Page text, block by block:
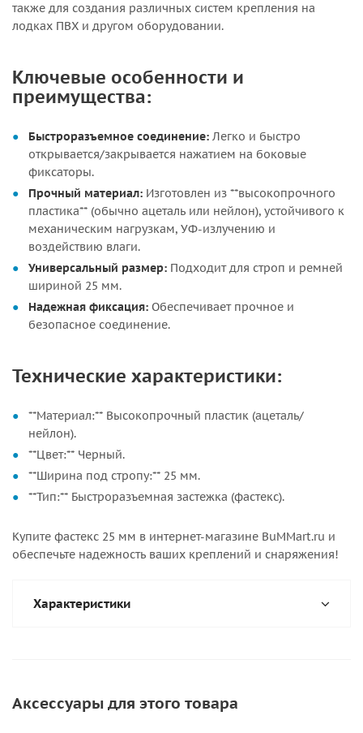
также для создания различных систем крепления на
лодках ПВХ и другом оборудовании.
Ключевые особенности и
преимущества:
Быстроразъемное соединение: Легко и быстро
открывается/закрывается нажатием на боковые
фиксаторы.
Прочный материал: Изготовлен из **высокопрочного
пластика** (обычно ацеталь или нейлон), устойчивого к
механическим нагрузкам, УФ-излучению и
воздействию влаги.
Универсальный размер: Подходит для строп и ремней
шириной 25 мм.
Надежная фиксация: Обеспечивает прочное и
безопасное соединение.
Технические характеристики:
**Материал:** Высокопрочный пластик (ацеталь/
нейлон).
**Цвет:** Черный.
**Ширина под стропу:** 25 мм.
**Тип:** Быстроразъемная застежка (фастекс).
Купите фастекс 25 мм в интернет-магазине BuMMart.ru и
обеспечьте надежность ваших креплений и снаряжения!
Характеристики
Аксессуары для этого товара